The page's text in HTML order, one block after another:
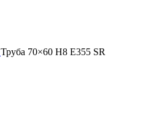
Труба 70×60 H8 E355 SR